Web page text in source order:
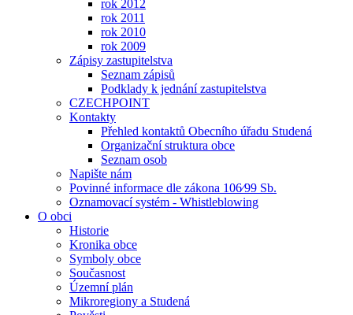
rok 2012
rok 2011
rok 2010
rok 2009
Zápisy zastupitelstva
Seznam zápisů
Podklady k jednání zastupitelstva
CZECHPOINT
Kontakty
Přehled kontaktů Obecního úřadu Studená
Organizační struktura obce
Seznam osob
Napište nám
Povinné informace dle zákona 106⁄99 Sb.
Oznamovací systém - Whistleblowing
O obci
Historie
Kronika obce
Symboly obce
Současnost
Územní plán
Mikroregiony a Studená